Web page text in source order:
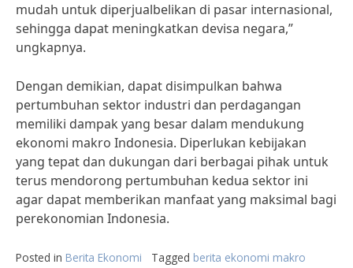
mudah untuk diperjualbelikan di pasar internasional,
sehingga dapat meningkatkan devisa negara,”
ungkapnya.
Dengan demikian, dapat disimpulkan bahwa
pertumbuhan sektor industri dan perdagangan
memiliki dampak yang besar dalam mendukung
ekonomi makro Indonesia. Diperlukan kebijakan
yang tepat dan dukungan dari berbagai pihak untuk
terus mendorong pertumbuhan kedua sektor ini
agar dapat memberikan manfaat yang maksimal bagi
perekonomian Indonesia.
Posted in Berita Ekonomi Tagged berita ekonomi makro